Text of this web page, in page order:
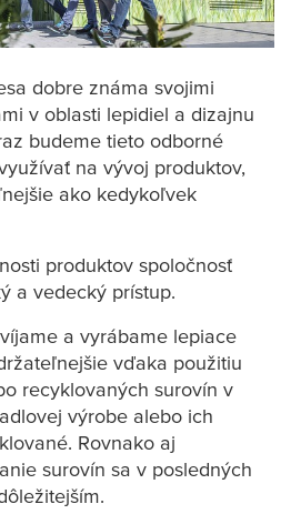
dobre známa svojimi
v oblasti lepidiel a dizajnu
budeme tieto odborné
na vývoj produktov,
ako kedykoľvek
produktov spoločnosť
a vedecký prístup.
a vyrábame lepiace
vďaka použitiu
recyklovaných surovín v
výrobe alebo ich
Rovnako aj
surovín sa v posledných